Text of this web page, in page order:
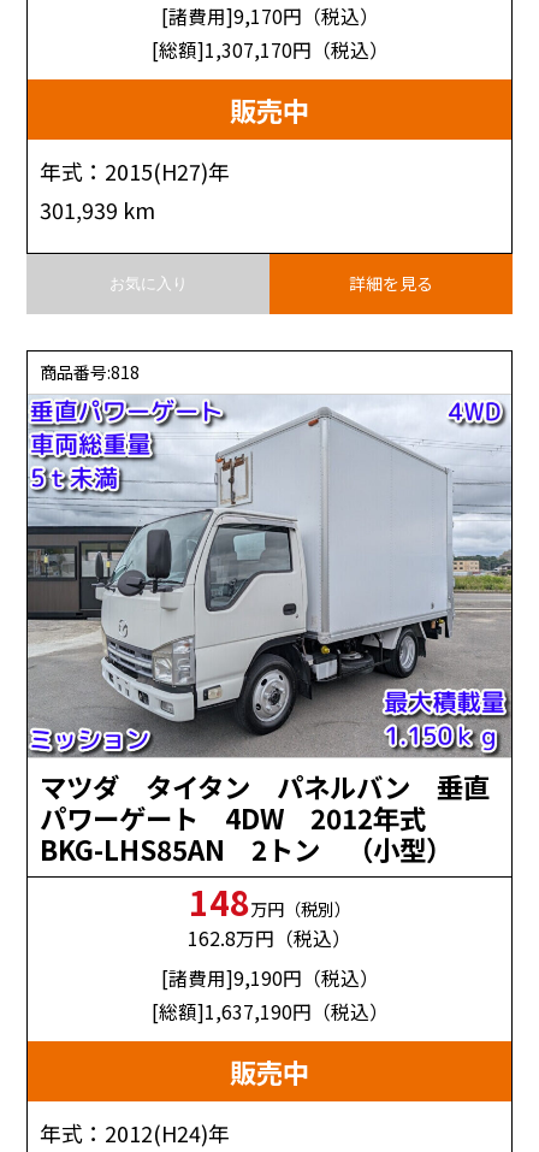
[諸費用]9,170円（税込）
[総額]1,307,170円（税込）
販売中
年式：2015(H27)年
301,939 km
お気に入り 詳細を見る
商品番号:818
マツダ タイタン パネルバン 垂直
パワーゲート 4DW 2012年式
BKG-LHS85AN 2トン （小型）
148万円（税別）
162.8万円（税込）
[諸費用]9,190円（税込）
[総額]1,637,190円（税込）
販売中
年式：2012(H24)年